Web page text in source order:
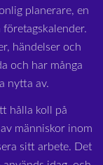
planerare, en
händelser och
och har många
nytta av.
hålla koll på
människor inom
sitt arbete. Det